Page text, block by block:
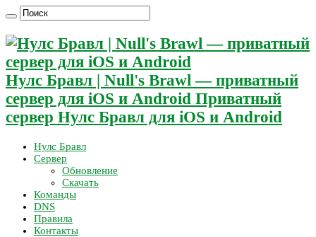
Нулс Бравл | Null's Brawl — приватный
сервер для iOS и Android Приватный
сервер Нулс Бравл для iOS и Android
Нулс Бравл
Сервер
Обновление
Скачать
Команды
DNS
Правила
Контакты